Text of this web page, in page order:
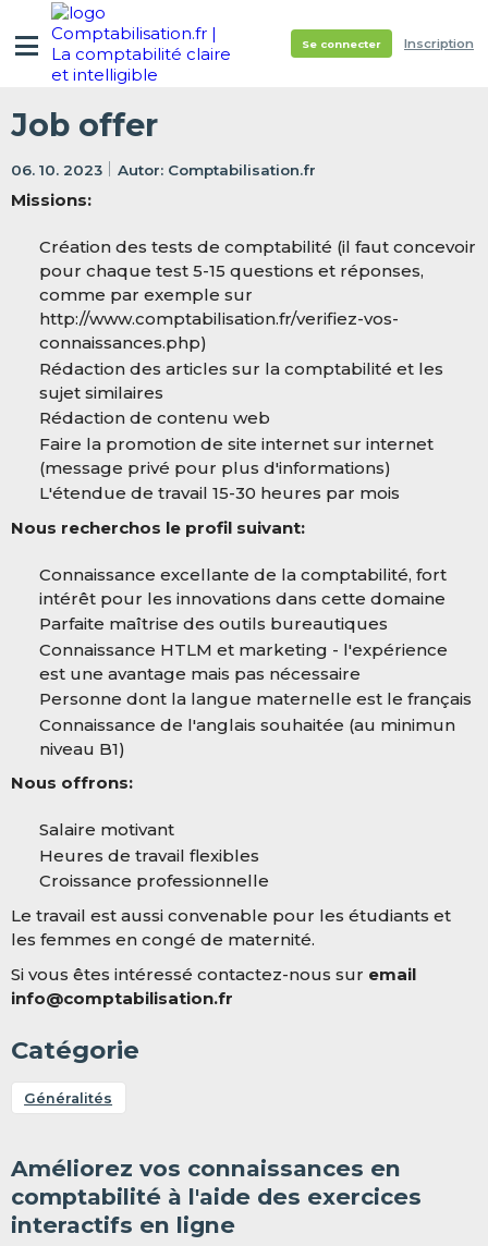
Se connecter Inscription
Job offer
06. 10. 2023 Comptabilisation.fr
Missions:
Création des tests de comptabilité (il faut concevoir
pour chaque test 5-15 questions et réponses,
comme par exemple sur
http://www.comptabilisation.fr/verifiez-vos-
connaissances.php)
Rédaction des articles sur la comptabilité et les
sujet similaires
Rédaction de contenu web
Faire la promotion de site internet sur internet
(message privé pour plus d'informations)
L'étendue de travail 15-30 heures par mois
Nous recherchos le profil suivant:
Connaissance excellante de la comptabilité, fort
intérêt pour les innovations dans cette domaine
Parfaite maîtrise des outils bureautiques
Connaissance HTLM et marketing - l'expérience
est une avantage mais pas nécessaire
Personne dont la langue maternelle est le français
Connaissance de l'anglais souhaitée (au minimun
niveau B1)
Nous offrons:
Salaire motivant
Heures de travail flexibles
Croissance professionnelle
Le travail est aussi convenable pour les étudiants et
les femmes en congé de maternité.
Si vous êtes intéressé contactez-nous sur email
info@comptabilisation.fr
Catégorie
Généralités
Améliorez vos connaissances en
comptabilité à l'aide des exercices
interactifs en ligne